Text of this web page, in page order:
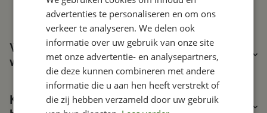
Welke functionaliteiten heeft een camping
website van Tijdvooreensite?
Kan ik mijn site integreren met een
advertenties te personaliseren en om ons
verkeer te analyseren. We delen ook
informatie over uw gebruik van onze site
met onze advertentie- en analysepartners,
die deze kunnen combineren met andere
informatie die u aan hen heeft verstrekt of
die zij hebben verzameld door uw gebruik